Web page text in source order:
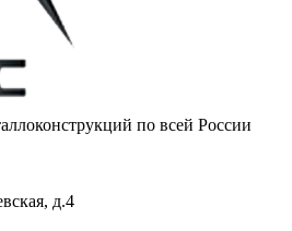
по всей России
д.4